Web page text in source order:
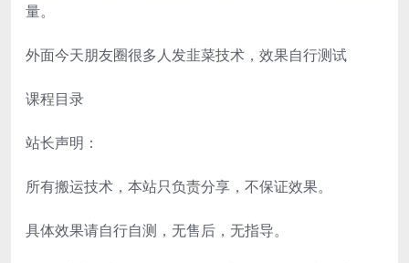
量。
外面今天朋友圈很多人发韭菜技术，效果自行测试
课程目录
站长声明：
所有搬运技术，本站只负责分享，不保证效果。
具体效果请自行自测，无售后，无指导。